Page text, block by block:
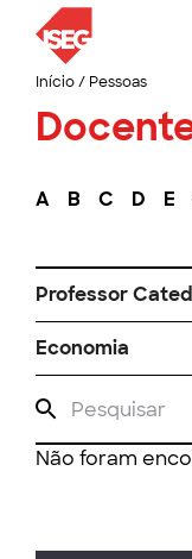
Início/ Pessoas
A B C D E
Professor
Economia
Não foram